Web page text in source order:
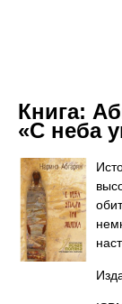
Книга:
«С неба